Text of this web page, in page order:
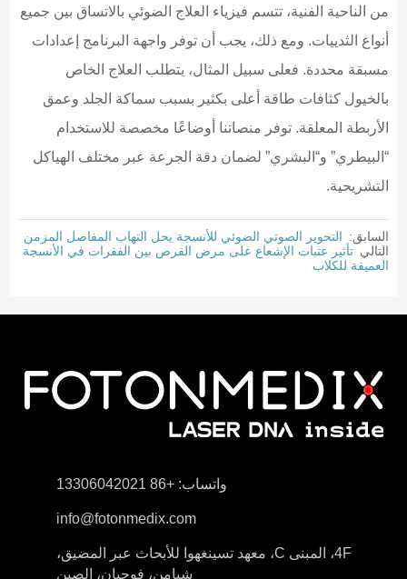
من الناحية الفنية، تتسم فيزياء العلاج الضوئي بالاتساق بين جميع
أنواع الثدييات. ومع ذلك، يجب أن توفر واجهة البرنامج إعدادات
مسبقة محددة. فعلى سبيل المثال، يتطلب العلاج الخاص
بالخيول كثافات طاقة أعلى بكثير بسبب سماكة الجلد وعمق
الأربطة المعلقة. توفر منصاتنا أوضاعًا مخصصة للاستخدام
“البيطري” و“البشري” لضمان دقة الجرعة عبر مختلف الهياكل
التشريحية.
السابق: التحوير الصوتي الضوئي للأنسجة يحل التهاب المفاصل المزمن
التالي تأثير عتبات الإشعاع على مرض القرص بين الفقرات في الأنسجة
العميقة للكلاب
واتساب: +86 13306042021
info@fotonmedix.com
4F، المبنى C، معهد تسينغهوا للأبحاث عبر المضيق،
شيامن، فوجيان، الصين